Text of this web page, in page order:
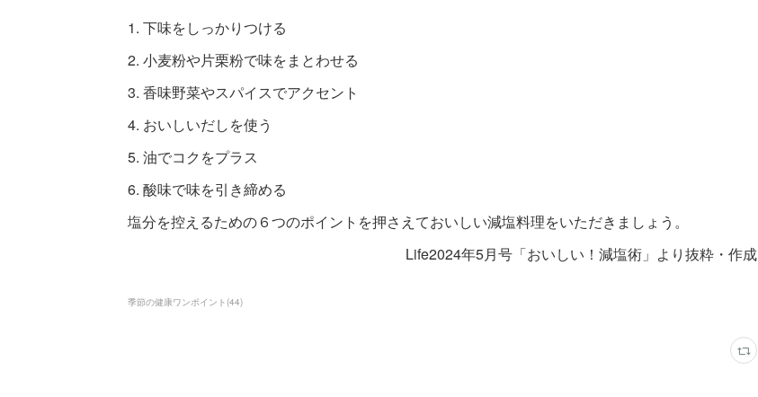
1. 下味をしっかりつける
2. 小麦粉や片栗粉で味をまとわせる
3. 香味野菜やスパイスでアクセント
4. おいしいだしを使う
5. 油でコクをプラス
6. 酸味で味を引き締める
塩分を控えるための６つのポイントを押さえておいしい減塩料理をいただきましょう。
Life2024年5月号「おいしい！減塩術」より抜粋・作成
季節の健康ワンポイント (44)